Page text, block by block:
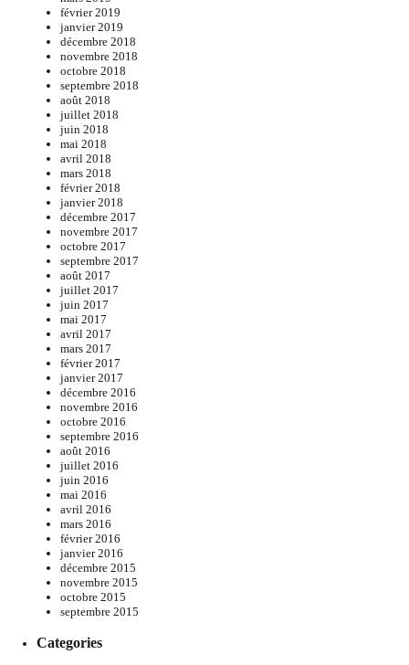
février 2019
janvier 2019
décembre 2018
novembre 2018
octobre 2018
septembre 2018
août 2018
juillet 2018
juin 2018
mai 2018
avril 2018
mars 2018
février 2018
janvier 2018
décembre 2017
novembre 2017
octobre 2017
septembre 2017
août 2017
juillet 2017
juin 2017
mai 2017
avril 2017
mars 2017
février 2017
janvier 2017
décembre 2016
novembre 2016
octobre 2016
septembre 2016
août 2016
juillet 2016
juin 2016
mai 2016
avril 2016
mars 2016
février 2016
janvier 2016
décembre 2015
novembre 2015
octobre 2015
septembre 2015
Categories